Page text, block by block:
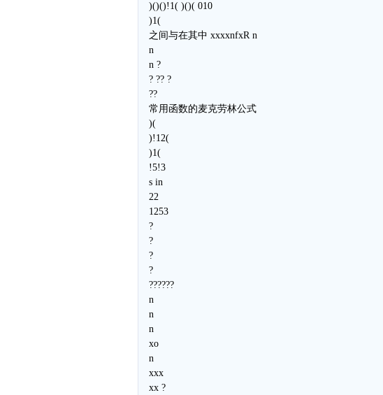
)()()!1( )()( 010
)1(
之间与在其中 xxxxnfxR n
n
n ?
? ?? ?
??
常用函数的麦克劳林公式
)(
)!12(
)1(
!5!3
s in
22
1253
?
?
?
?
??????
n
n
n
xo
n
xxx
xx ?